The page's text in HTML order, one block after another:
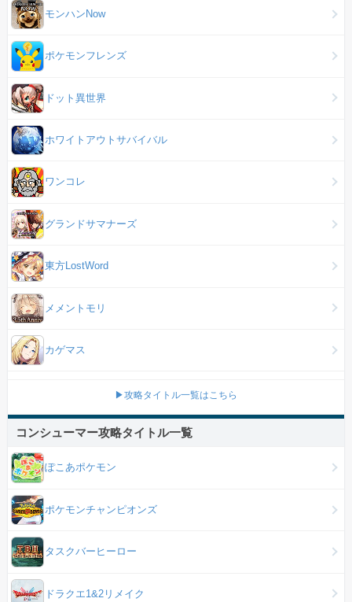
モンハンNow
ポケモンフレンズ
ドット異世界
ホワイトアウトサバイバル
ワンコレ
グランドサマナーズ
東方LostWord
メメントモリ
カゲマス
▶攻略タイトル一覧はこちら
コンシューマー攻略タイトル一覧
ぽこあポケモン
ポケモンチャンピオンズ
タスクバーヒーロー
ドラクエ1&2リメイク